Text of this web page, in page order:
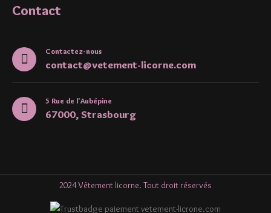
Contact
Contactez-nous
contact@vetement-licorne.com
5 Rue de l'Aubépine
67000, Strasbourg
2024 Vêtement licorne. Tout droit réservés